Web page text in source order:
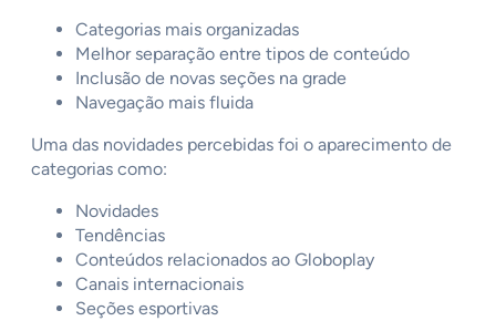
Categorias mais organizadas
Melhor separação entre tipos de conteúdo
Inclusão de novas seções na grade
Navegação mais fluida
Uma das novidades percebidas foi o aparecimento de
categorias como:
Novidades
Tendências
Conteúdos relacionados ao Globoplay
Canais internacionais
Seções esportivas